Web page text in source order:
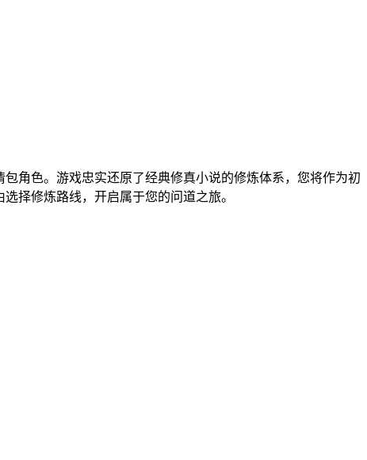
角色。游戏忠实还原了经典修真小说的修炼体系，您将作为初
择修炼路线，开启属于您的问道之旅。